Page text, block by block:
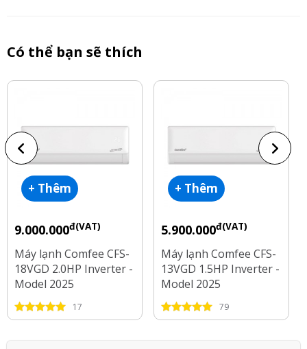
Có thể bạn sẽ thích
+ Thêm
9.000.000đ(VAT)
Máy lạnh Comfee CFS-
18VGD 2.0HP Inverter -
Model 2025
17
+ Thêm
5.900.000đ(VAT)
Máy lạnh Comfee CFS-
13VGD 1.5HP Inverter -
Model 2025
79